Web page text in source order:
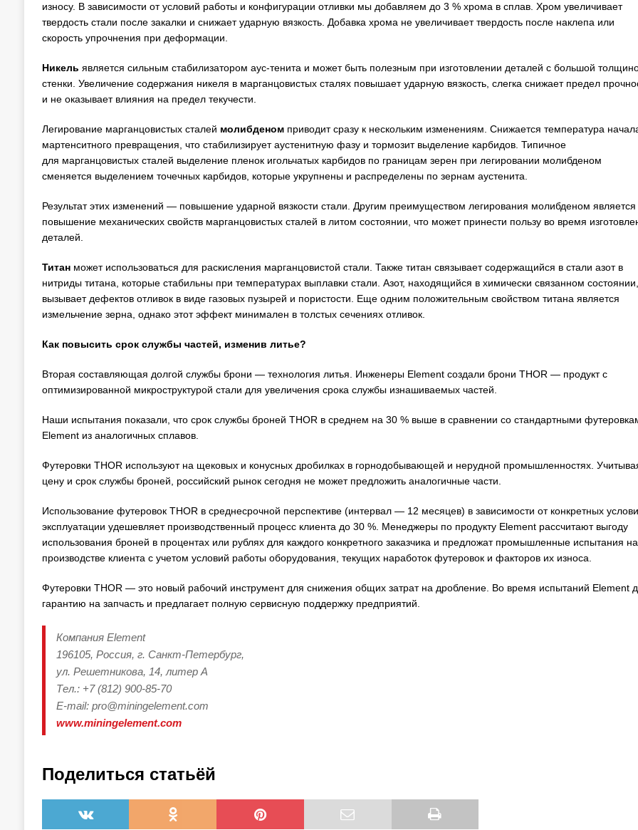
износу. В зависимости от условий работы и конфигурации отливки мы добавляем до 3 % хрома в сплав. Хром увеличивает
твердость стали после закалки и снижает ударную вязкость. Добавка хрома не увеличивает твердость после наклепа или
скорость упрочнения при деформации.
Никель является сильным стабилизатором аус-тенита и может быть полезным при изготовлении деталей с большой
стенки. Увеличение содержания никеля в марганцовистых сталях повышает ударную вязкость, слегка снижает предел
и не оказывает влияния на предел текучести.
Легирование марганцовистых сталей молибденомприводит сразу к нескольким изменениям. Снижается температура
мартенситного превращения, что стабилизирует аустенитную фазу и тормозит выделение карбидов. Типичное
для марганцовистых сталей выделение пленок игольчатых карбидов по границам зерен при легировании молибденом
сменяется выделением точечных карбидов, которые укрупнены и распределены по зернам аустенита.
Результат этих изменений — повышение ударной вязкости стали. Другим преимуществом легирования молибденом является
повышение механических свойств марганцовистых сталей в литом состоянии, что может принести пользу во время
деталей.
Титанможет использоваться для раскисления марганцовистой стали. Также титан связывает содержащийся в стали азот в
нитриды титана, которые стабильны при температурах выплавки стали. Азот, находящийся в химически связанном
вызывает дефектов отливок в виде газовых пузырей и пористости. Еще одним положительным свойством титана является
измельчение зерна, однако этот эффект минимален в толстых сечениях отливок.
Как повысить срок службы частей, изменив литье?
Вторая составляющая долгой службы брони — технология литья. Инженеры Element создали брони THOR — продукт с
оптимизированной микроструктурой стали для увеличения срока службы изнашиваемых частей.
Наши испытания показали, что срок службы броней THOR в среднем на 30 % выше в сравнении со стандартными
Element из аналогичных сплавов.
Футеровки THOR используют на щековых и конусных дробилках в горнодобывающей и нерудной промышленностях.
цену и срок службы броней, российский рынок сегодня не может предложить аналогичные части.
Использование футеровок THOR в среднесрочной перспективе (интервал — 12 месяцев) в зависимости от конкретных
эксплуатации удешевляет производственный процесс клиента до 30 %. Менеджеры по продукту Element рассчитают выгоду
использования броней в процентах или рублях для каждого конкретного заказчика и предложат промышленные испытания на
производстве клиента с учетом условий работы оборудования, текущих наработок футеровок и факторов их износа.
Футеровки THOR — это новый рабочий инструмент для снижения общих затрат на дробление. Во время испытаний Element
гарантию на запчасть и предлагает полную сервисную поддержку предприятий.
Компания Element
196105, Россия, г. Санкт-Петербург,
ул. Решетникова, 14, литер А
Тел.: +7 (812) 900-85-70
E-mail: pro@miningelement.com
www.miningelement.com
Поделиться статьёй